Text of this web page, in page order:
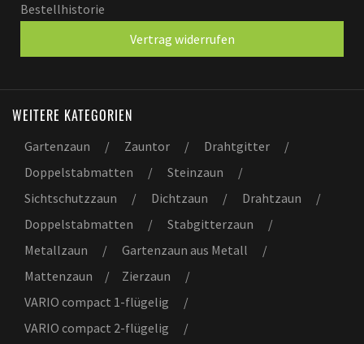
Bestellhistorie
Vertrag widerrufen
WEITERE KATEGORIEN
Gartenzaun / Zauntor / Drahtgitter
/
Doppelstabmatten
/ Steinzaun
/
Sichtschutzzaun
/ Dichtzaun / Drahtzaun
/
Doppelstabmatten
/ Stabgitterzaun
/
Metallzaun
/ Gartenzaun aus Metall
/
Mattenzaun
/ Zierzaun
/
VARIO compact 1-flügelig
/
VARIO compact 2-flügelig
/